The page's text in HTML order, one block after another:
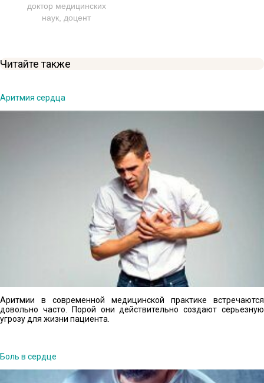
доктор медицинских
наук, доцент
Читайте также
Аритмия сердца
Аритмии в современной медицинской практике встречаются
довольно часто. Порой они действительно создают серьезную
угрозу для жизни пациента.
Боль в сердце